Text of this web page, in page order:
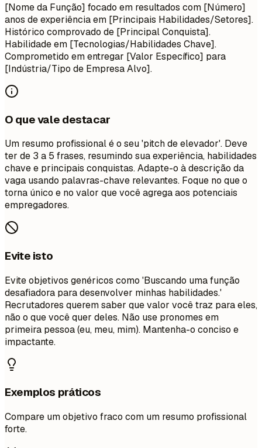
[Nome da Função] focado em resultados com [Número]
anos de experiência em [Principais Habilidades/Setores].
Histórico comprovado de [Principal Conquista].
Habilidade em [Tecnologias/Habilidades Chave].
Comprometido em entregar [Valor Específico] para
[Indústria/Tipo de Empresa Alvo].
O que vale destacar
Um resumo profissional é o seu 'pitch de elevador'. Deve
ter de 3 a 5 frases, resumindo sua experiência, habilidades
chave e principais conquistas. Adapte-o à descrição da
vaga usando palavras-chave relevantes. Foque no que o
torna único e no valor que você agrega aos potenciais
empregadores.
Evite isto
Evite objetivos genéricos como 'Buscando uma função
desafiadora para desenvolver minhas habilidades.'
Recrutadores querem saber que valor você traz para eles,
não o que você quer deles. Não use pronomes em
primeira pessoa (eu, meu, mim). Mantenha-o conciso e
impactante.
Exemplos práticos
Compare um objetivo fraco com um resumo profissional
forte.